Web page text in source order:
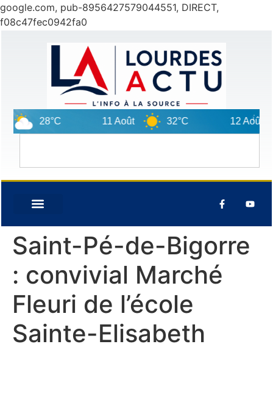
google.com, pub-8956427579044551, DIRECT,
f08c47fec0942fa0
28°C 32°C
Saint-Pé-de-Bigorre
: convivial Marché
Fleuri de l’école
Sainte-Elisabeth